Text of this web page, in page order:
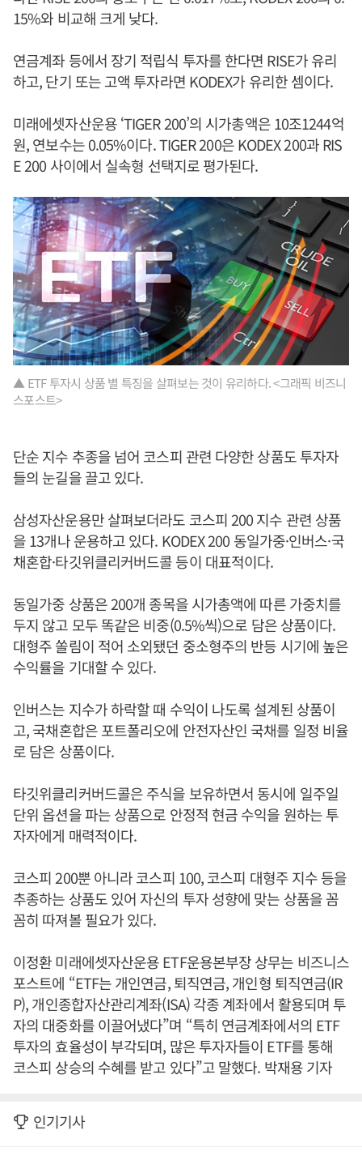
15%와 비교해 크게 낮다.
연금계좌 등에서 장기 적립식 투자를 한다면 RISE가 유리
하고, 단기 또는 고액 투자라면 KODEX가 유리한 셈이다.
미래에셋자산운용 ‘TIGER 200’의 시가총액은 10조1244억
원, 연보수는 0.05%이다. TIGER 200은 KODEX 200과 RIS
E 200 사이에서 실속형 선택지로 평가된다.
▲ ETF 투자시 상품 별 특징을 살펴보는 것이 유리하다. <그래픽 비즈니
스포스트>
단순 지수 추종을 넘어 코스피 관련 다양한 상품도 투자자
들의 눈길을 끌고 있다.
삼성자산운용만 살펴보더라도 코스피 200 지수 관련 상품
을 13개나 운용하고 있다. KODEX 200 동일가중·인버스·국
채혼합·타깃위클리커버드콜 등이 대표적이다.
동일가중 상품은 200개 종목을 시가총액에 따른 가중치를
두지 않고 모두 똑같은 비중(0.5%씩)으로 담은 상품이다.
대형주 쏠림이 적어 소외됐던 중소형주의 반등 시기에 높은
수익률을 기대할 수 있다.
인버스는 지수가 하락할 때 수익이 나도록 설계된 상품이
고, 국채혼합은 포트폴리오에 안전자산인 국채를 일정 비율
로 담은 상품이다.
타깃위클리커버드콜은 주식을 보유하면서 동시에 일주일
단위 옵션을 파는 상품으로 안정적 현금 수익을 원하는 투
자자에게 매력적이다.
코스피 200뿐 아니라 코스피 100, 코스피 대형주 지수 등을
추종하는 상품도 있어 자신의 투자 성향에 맞는 상품을 꼼
꼼히 따져볼 필요가 있다.
이정환 미래에셋자산운용 ETF운용본부장 상무는 비즈니스
포스트에 “ETF는 개인연금, 퇴직연금, 개인형 퇴직연금(IR
P), 개인종합자산관리계좌(ISA) 각종 계좌에서 활용되며 투
자의 대중화를 이끌어냈다”며 “특히 연금계좌에서의 ETF
투자의 효율성이 부각되며, 많은 투자자들이 ETF를 통해
코스피 상승의 수혜를 받고 있다”고 말했다. 박재용 기자
인기기사